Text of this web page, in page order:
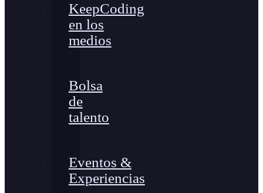
KeepCoding
en los
medios
Bolsa
de
talento
Eventos &
Experiencias